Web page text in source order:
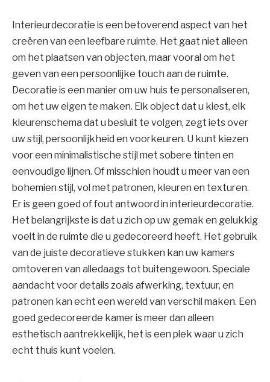
Interieurdecoratie is een betoverend aspect van het
creëren van een leefbare ruimte. Het gaat niet alleen
om het plaatsen van objecten, maar vooral om het
geven van een persoonlijke touch aan de ruimte.
Decoratie is een manier om uw huis te personaliseren,
om het uw eigen te maken. Elk object dat u kiest, elk
kleurenschema dat u besluit te volgen, zegt iets over
uw stijl, persoonlijkheid en voorkeuren. U kunt kiezen
voor een minimalistische stijl met sobere tinten en
eenvoudige lijnen. Of misschien houdt u meer van een
bohemien stijl, vol met patronen, kleuren en texturen.
Er is geen goed of fout antwoord in interieurdecoratie.
Het belangrijkste is dat u zich op uw gemak en gelukkig
voelt in de ruimte die u gedecoreerd heeft. Het gebruik
van de juiste decoratieve stukken kan uw kamers
omtoveren van alledaags tot buitengewoon. Speciale
aandacht voor details zoals afwerking, textuur, en
patronen kan echt een wereld van verschil maken. Een
goed gedecoreerde kamer is meer dan alleen
esthetisch aantrekkelijk, het is een plek waar u zich
echt thuis kunt voelen.